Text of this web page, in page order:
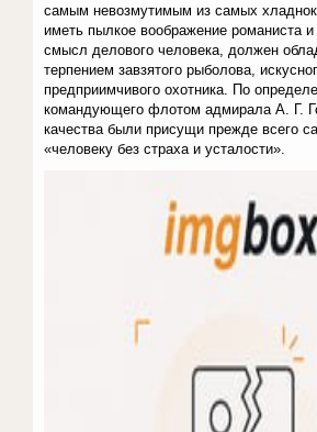
самым невозмутимым из самых
иметь пылкое воображение романиста
смысл делового человека, должен
терпением завзятого рыболова,
предприимчивого охотника. По
командующего флотом адмирала А. Г.
качества были присущи прежде всего
«человеку без страха и усталости».